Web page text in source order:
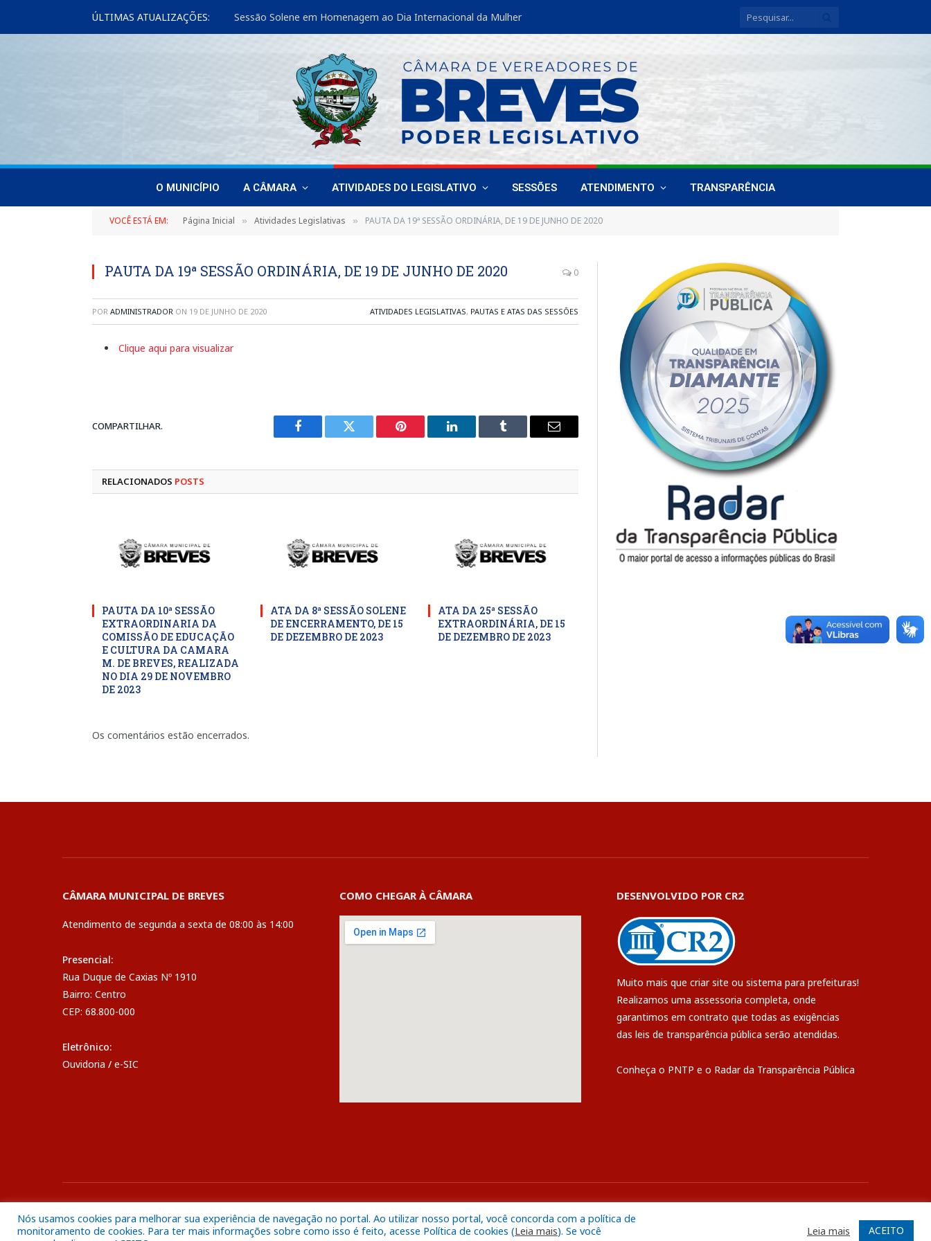
ÚLTIMAS ATUALIZAÇÕES: Sessão Solene em Homenagem ao Dia Internacional da Mulher
O MUNICÍPIO A CÂMARA ATIVIDADES DO LEGISLATIVO SESSÕES ATENDIMENTO TRANSPARÊNCIA
VOCÊ ESTÁ EM: Página Inicial » Atividades Legislativas » PAUTA DA 19ª SESSÃO ORDINÁRIA, DE 19 DE JUNHO DE 2020
PAUTA DA 19ª SESSÃO ORDINÁRIA, DE 19 DE JUNHO DE 2020 0
POR ADMINISTRADOR ON 19 DE JUNHO DE 2020 ATIVIDADES LEGISLATIVAS, PAUTAS E ATAS DAS SESSÕES
Clique aqui para visualizar
COMPARTILHAR.
Facebook Twitter Pinterest LinkedIn Tumblr
E-
RELACIONADOS POSTS
PAUTA DA 10ª SESSÃO
EXTRAORDINARIA DA
COMISSÃO DE EDUCAÇÃO
E CULTURA DA CAMARA
M. DE BREVES, REALIZADA
NO DIA 29 DE NOVEMBRO
DE 2023
ATA DA 8ª SESSÃO SOLENE
DE ENCERRAMENTO, DE 15
DE DEZEMBRO DE 2023
ATA DA 25ª SESSÃO
EXTRAORDINÁRIA, DE 15
DE DEZEMBRO DE 2023
Os comentários estão encerrados.
CÂMARA MUNICIPAL DE BREVES
Atendimento de segunda a sexta de 08:00 às 14:00
Presencial:
Rua Duque de Caxias Nº 1910
Bairro: Centro
CEP: 68.800-000
Eletrônico:
Ouvidoria / e-SIC
COMO CHEGAR À CÂMARA DESENVOLVIDO POR CR2
Muito mais que criar site ou sistema para prefeituras!
Realizamos uma assessoria completa, onde
garantimos em contrato que todas as exigências
das leis de transparência pública serão atendidas.
Conheça o PNTP e o Radar da Transparência Pública
Nós usamos cookies para melhorar sua experiência de navegação no portal. Ao utilizar nosso portal, você concorda com a política de
monitoramento de cookies. Para ter mais informações sobre como isso é feito, acesse Política de cookies (Leia mais). Se você
Leia mais ACEITO